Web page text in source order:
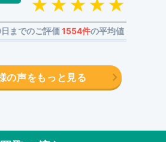
までのご評価1554件の平均値
の声をもっと見る